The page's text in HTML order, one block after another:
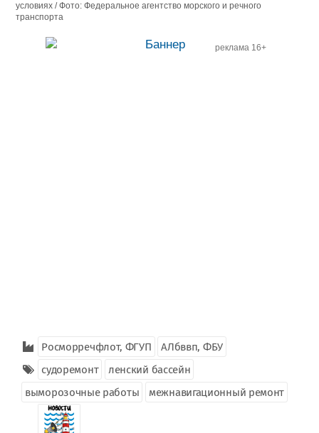
условиях / Фото: Федеральное агентство морского и речного
транспорта
реклама 16+
Росморречфлот, ФГУП
АЛбввп, ФБУ
судоремонт
ленский бассейн
выморозочные работы
межнавигационный ремонт